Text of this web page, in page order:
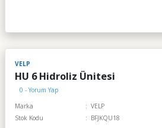
VELP
HU 6 Hidroliz Ünitesi
0 - Yorum Yap
Marka
VELP
Stok Kodu
BFJKQU18